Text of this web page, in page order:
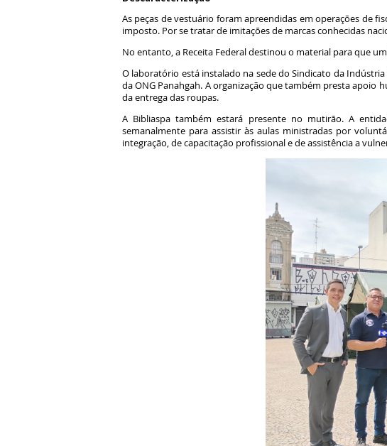
As peças de vestuário foram apreendidas em operações de
imposto. Por se tratar de imitações de marcas conhecidas
No entanto, a Receita Federal destinou o material para que
O laboratório está instalado na sede do Sindicato da
da ONG Panahgah. A organização que também presta apoio
da entrega das roupas.
A Bibliaspa também estará presente no mutirão. A
semanalmente para assistir às aulas ministradas por
integração, de capacitação profissional e de assistência a